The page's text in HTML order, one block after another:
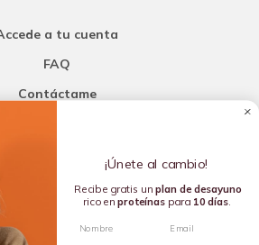
a tu cuenta
FAQ
Contáctame
de inteligencia a tu nutrición
Carla L. de la Torre. All rights reserved.
¡Únete al cambio!
Recibe gratis unplan de desayuno
rico enproteínaspara 10 días.